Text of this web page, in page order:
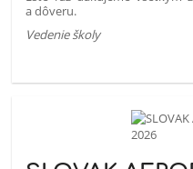
a dôveru.
Vedenie školy